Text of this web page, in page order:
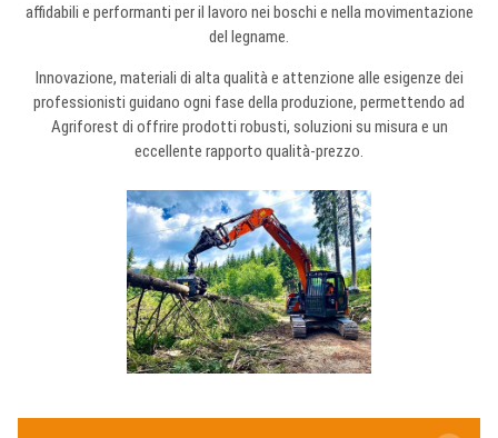
affidabili e performanti per il lavoro nei boschi e nella movimentazione
del legname.
Innovazione, materiali di alta qualità e attenzione alle esigenze dei
professionisti guidano ogni fase della produzione, permettendo ad
Agriforest di offrire prodotti robusti, soluzioni su misura e un
eccellente rapporto qualità-prezzo.